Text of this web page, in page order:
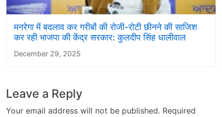
मनरेगा में बदलाव कर गरीबों की रोजी-रोटी छीनने की साजिश
कर रही भाजपा की केंद्र सरकार: कुलदीप सिंह धालीवाल
December 29, 2025
Leave a Reply
Your email address will not be published. Required